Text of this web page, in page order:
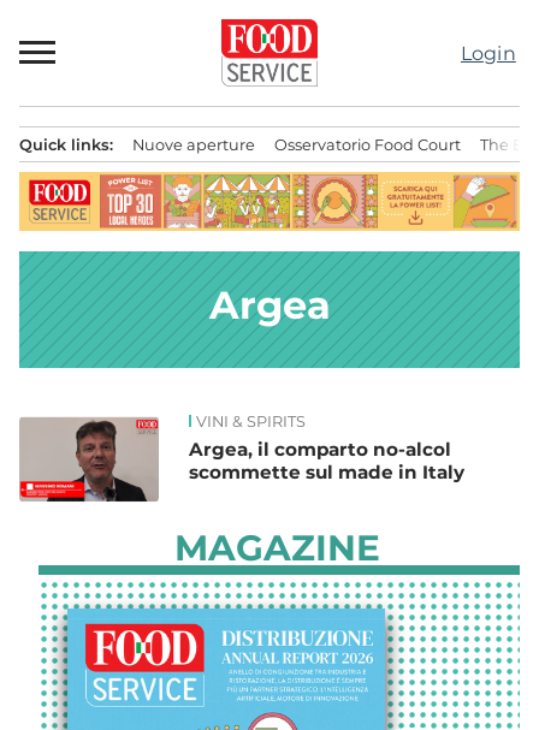
al
contenuto
Login
principale
Quick links: Nuove aperture Osservatorio Food Court The
Argea
News VINI & SPIRITS
Argea, il comparto no-alcol
scommette sul made in Italy
MAGAZINE